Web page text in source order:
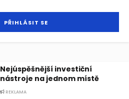
Nejúspěšnější investiční
nástroje na jednom místě
REKLAMA